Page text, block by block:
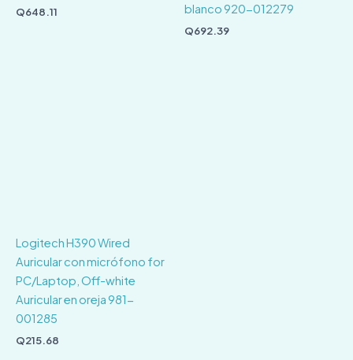
Q648.11
blanco 920-012279
Q692.39
Logitech H390 Wired
Auricular con micrófono for
PC/Laptop, Off-white
Auricular en oreja 981-
001285
Q215.68